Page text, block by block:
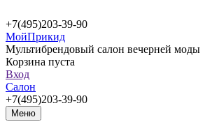
+7(495)203-39-90
МойПрикид
Мультибрендовый салон вечерней моды
Корзина пуста
Вход
Салон
+7(495)203-39-90
Меню